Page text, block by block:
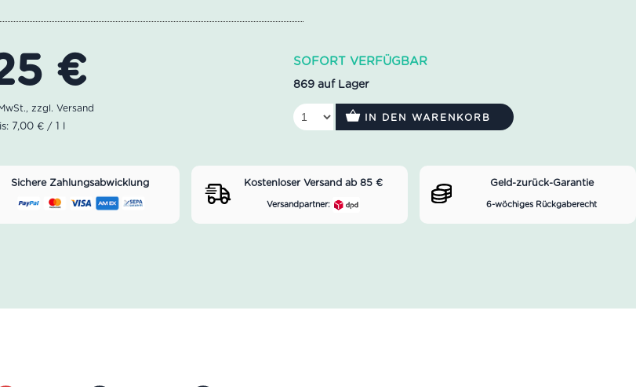
€
7,00 € / 1 l
SOFORT VERFÜGBAR
869 auf Lager
IN DEN WARENKORB
Sichere Zahlungsabwicklung Kostenloser Versand ab 85 €
Versandpartner:
Geld-zurück-Garantie
6-wöchiges Rückgaberecht